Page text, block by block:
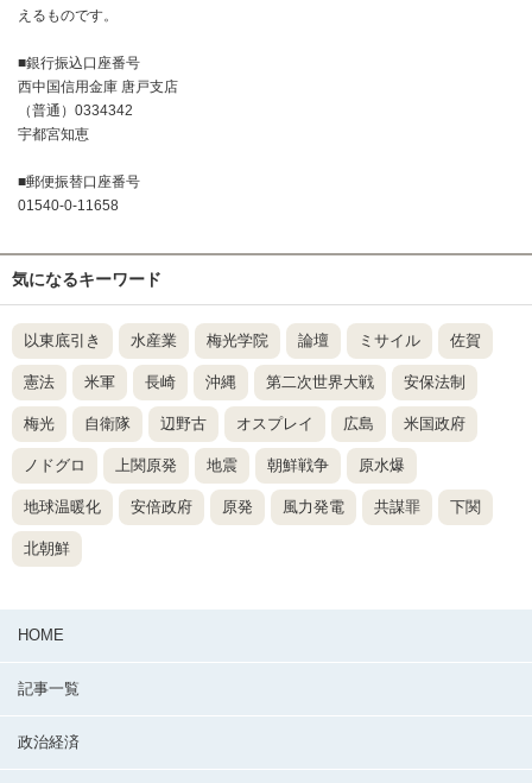
えるものです。
■銀行振込口座番号
西中国信用金庫 唐戸支店
（普通）0334342
宇都宮知恵
■郵便振替口座番号
01540-0-11658
気になるキーワード
以東底引き 水産業 梅光学院 論壇 ミサイル 佐賀
憲法 米軍 長崎 沖縄 第二次世界大戦 安保法制
梅光 自衛隊 辺野古 オスプレイ 広島 米国政府
ノドグロ 上関原発 地震 朝鮮戦争 原水爆
地球温暖化 安倍政府 原発 風力発電 共謀罪 下関
北朝鮮
HOME
記事一覧
政治経済